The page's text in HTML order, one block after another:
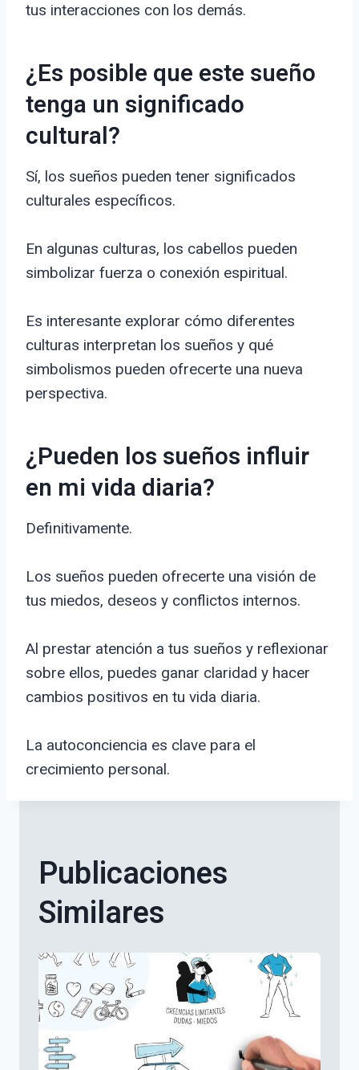
tus interacciones con los demás.
¿Es posible que este sueño
tenga un significado
cultural?
Sí, los sueños pueden tener significados
culturales específicos.
En algunas culturas, los cabellos pueden
simbolizar fuerza o conexión espiritual.
Es interesante explorar cómo diferentes
culturas interpretan los sueños y qué
simbolismos pueden ofrecerte una nueva
perspectiva.
¿Pueden los sueños influir
en mi vida diaria?
Definitivamente.
Los sueños pueden ofrecerte una visión de
tus miedos, deseos y conflictos internos.
Al prestar atención a tus sueños y reflexionar
sobre ellos, puedes ganar claridad y hacer
cambios positivos en tu vida diaria.
La autoconciencia es clave para el
crecimiento personal.
Publicaciones
Similares